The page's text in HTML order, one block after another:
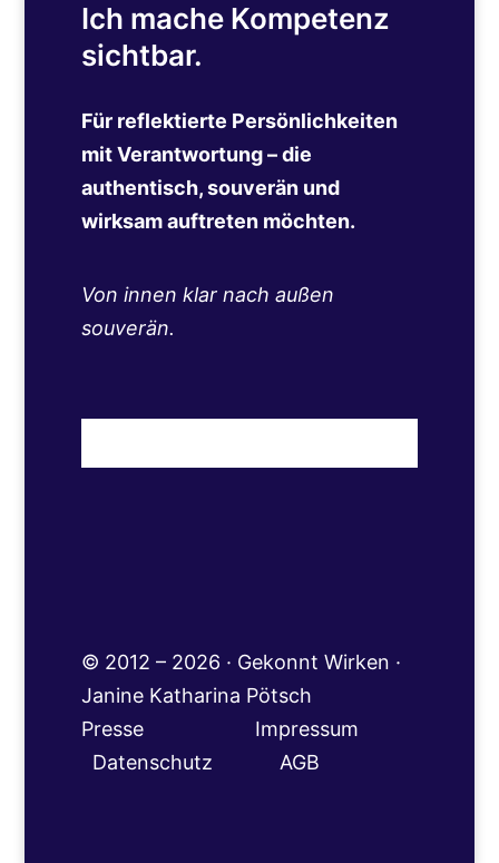
Ich mache Kompetenz
sichtbar.
Für reflektierte Persönlichkeiten
mit Verantwortung – die
authentisch, souverän und
wirksam auftreten möchten.
Von innen klar nach außen
souverän.
© 2012 – 2026 · Gekonnt Wirken ·
Janine Katharina Pötsch
Presse
Impressum
Datenschutz AGB